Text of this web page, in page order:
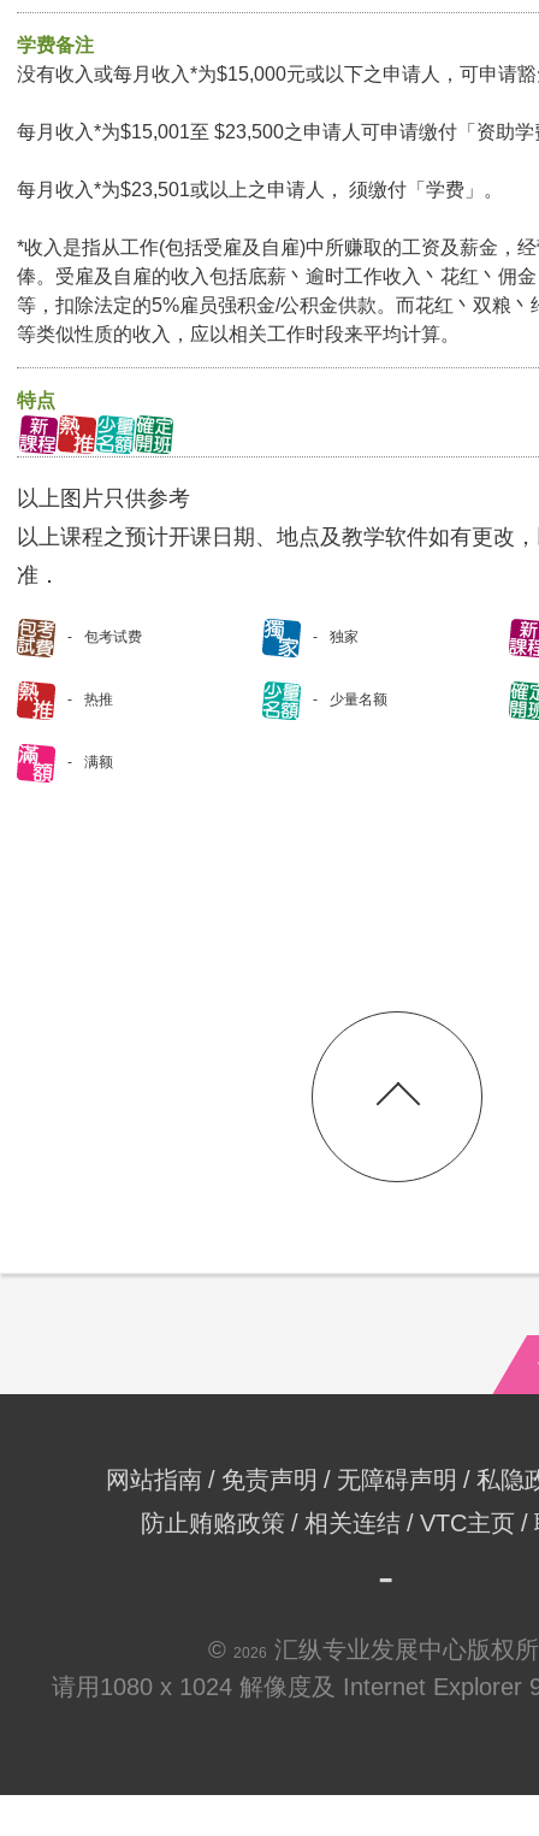
学费备注
没有收入或每月收入*为$15,000元或以下之申请人，可申请
每月收入*为$15,001至 $23,500之申请人可申请缴付「资助学
每月收入*为$23,501或以上之申请人， 须缴付「学费」。
*收入是指从工作(包括受雇及自雇)中所赚取的工资及薪金，
俸。受雇及自雇的收入包括底薪丶逾时工作收入丶花红丶佣
等，扣除法定的5%雇员强积金/公积金供款。而花红丶双粮丶
等类似性质的收入，应以相关工作时段来平均计算。
特点
以上图片只供参考
以上课程之预计开课日期、地点及教学软件如有更改
准．
包考试费 独家
热推 少量名额
满额
网站指南 免责声明 无障碍声明
私隐
防止贿赂政策
相关连结 VTC主页
© 2026 汇纵专业发展中心版权
请用1080 x 1024 解像度及 Internet Explorer